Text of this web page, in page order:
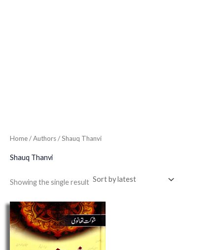
Home/ Authors / Shauq Thanvi
Shauq Thanvi
Showing the single result